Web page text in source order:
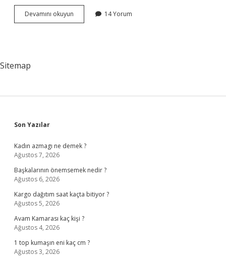
Devamını okuyun
Ilaç
14 Yorum
Sitemap
Sidebar
Son Yazılar
Kadın azmagı ne demek ?
Ağustos 7, 2026
Başkalarının önemsemek nedir ?
Ağustos 6, 2026
Kargo dağıtım saat kaçta bitiyor ?
Ağustos 5, 2026
Avam Kamarası kaç kişi ?
Ağustos 4, 2026
1 top kumaşın eni kaç cm ?
Ağustos 3, 2026